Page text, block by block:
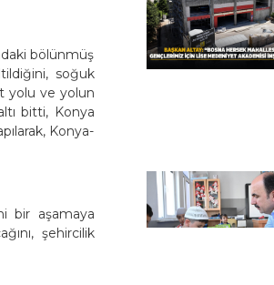
bölünmüş
soğuk
yolu ve yolun
bitti, Konya
Konya-
bir aşamaya
şehircilik